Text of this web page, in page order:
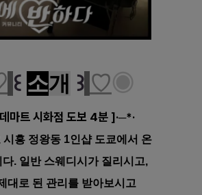
꒰ 소개 ꒱ ♡◉
마트 시화점 도보 4분 ]·─*·
시흥 정왕동 1인샵 도쿄에서 온
다. 일반 스웨디시가 질리시고,
대로 된 관리를 받아보시고